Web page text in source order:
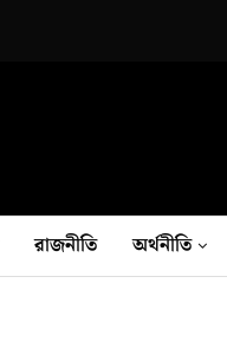
রাজনীতি অর্থনীতি